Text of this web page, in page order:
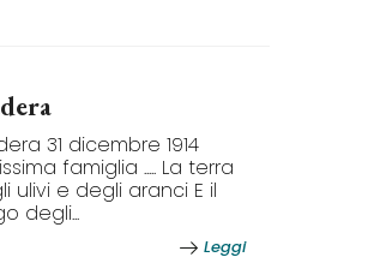
31 dicembre 1914
famiglia ..... La terra
ulivi e degli aranci E il
degli...
Leggi